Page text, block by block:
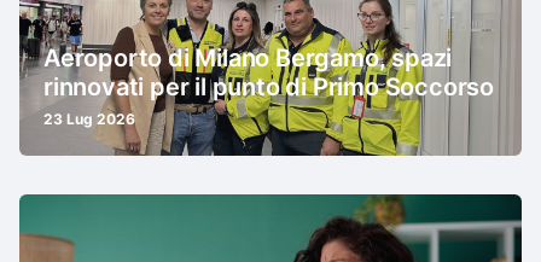
Aeroporto di Milano Bergamo, spazi
rinnovati per il punto di Primo Soccorso
23 Lug 2026